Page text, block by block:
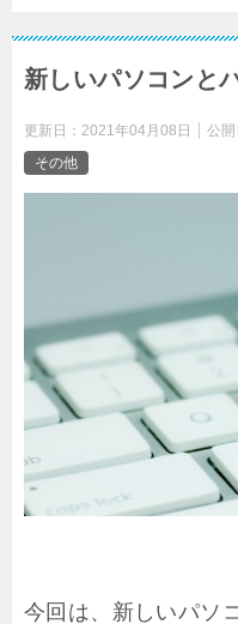
新しいパソコンと
更新日： 2021年04月08日 公開
その他
今回は、新しいパソ